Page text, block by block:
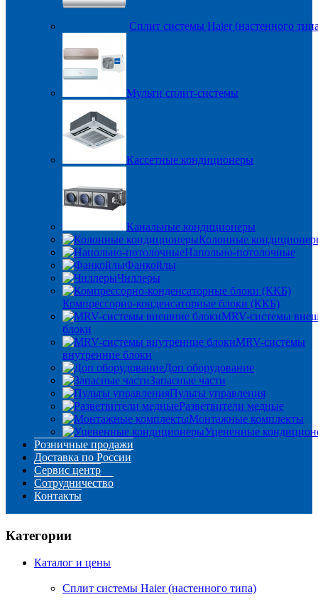
Сплит системы Haier (настенного
Мульти сплит-системы
Кассетные кондиционеры
Канальные кондиционеры
Колонные
Напольно-потолочные
Фанкойлы
Чиллеры
Компрессорно-конденсаторные блоки (ККБ)
MRV-системы
блоки
MRV-системы
внутренние блоки
Доп оборудование
Запасные части
Пульты управления
Разветвители медные
Монтажные комплекты
Уцененные
Розничные продажи
Доставка по России
Сервис центр
Сотрудничество
Контакты
Категории
Каталог и цены
Сплит системы Haier (настенного типа)